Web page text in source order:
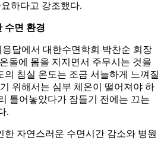
하다고 강조했다.
수면 환경
답에서 대한수면학회 박찬순 회장
돌에 몸을 지지면서 주무시는 것을
의 침실 온도는 조금 서늘하게 느껴질
위해서는 심부 체온이 떨어져야 하
틀어놓았다가 잠들기 전에는 끄는
.
한 자연스러운 수면시간 감소와 병원